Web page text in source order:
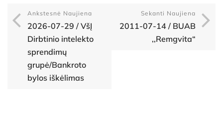
Ankstesnė Naujiena
2026-07-29 / VšĮ
Dirbtinio intelekto
sprendimų
grupė/Bankroto
bylos iškėlimas
Sekanti Naujiena
2011-07-14 / BUAB
,,Remgvita“